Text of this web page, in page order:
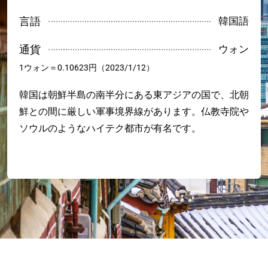
言語 韓国語
通貨 ウォン
1ウォン＝0.10623円（2023/1/12）
韓国は朝鮮半島の南半分にある東アジアの国で、北朝
鮮との間に厳しい軍事境界線があります。仏教寺院や
ソウルのようなハイテク都市が有名です。